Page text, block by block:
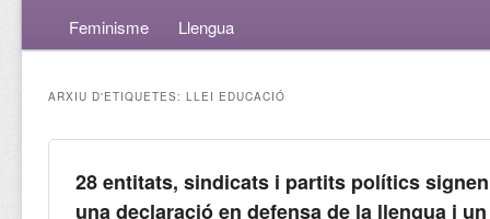
Feminisme
Llengua
ARXIU D'ETIQUETES:LLEI EDUCACIÓ
28 entitats, sindicats i partits polítics signen
una declaració en defensa de la llengua i un